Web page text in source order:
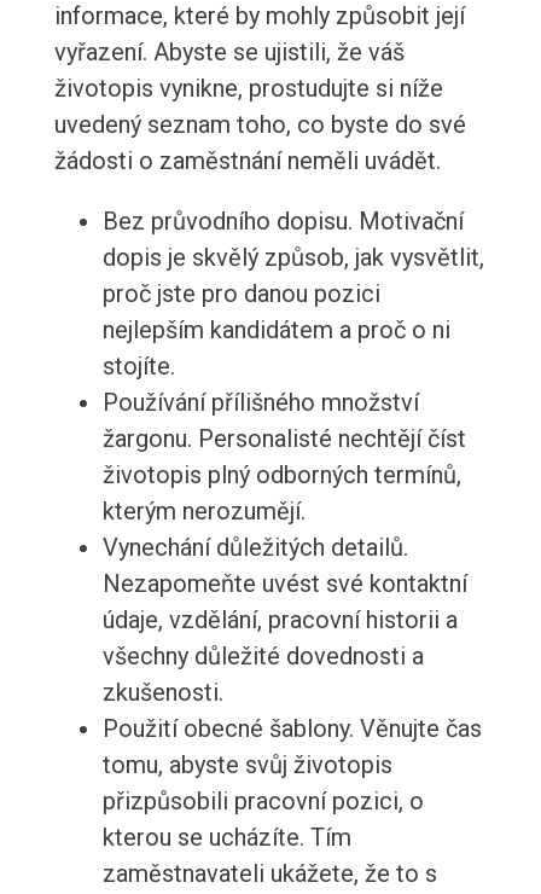
informace, které by mohly způsobit její
vyřazení. Abyste se ujistili, že váš
životopis vynikne, prostudujte si níže
uvedený seznam toho, co byste do své
žádosti o zaměstnání neměli uvádět.
Bez průvodního dopisu. Motivační
dopis je skvělý způsob, jak vysvětlit,
proč jste pro danou pozici
nejlepším kandidátem a proč o ni
stojíte.
Používání přílišného množství
žargonu. Personalisté nechtějí číst
životopis plný odborných termínů,
kterým nerozumějí.
Vynechání důležitých detailů.
Nezapomeňte uvést své kontaktní
údaje, vzdělání, pracovní historii a
všechny důležité dovednosti a
zkušenosti.
Použití obecné šablony. Věnujte čas
tomu, abyste svůj životopis
přizpůsobili pracovní pozici, o
kterou se ucházíte. Tím
zaměstnavateli ukážete, že to s